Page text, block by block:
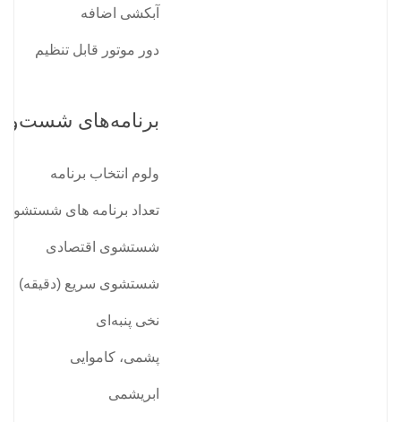
آبکشی اضافه
دور موتور قابل تنظیم
برنامه‌های
ولوم انتخاب برنامه
تعداد برنامه های شستشو
شستشوی اقتصادی
شستشوی سریع (دقیقه)
نخی پنبه‌ای
پشمی، کاموایی
ابریشمی